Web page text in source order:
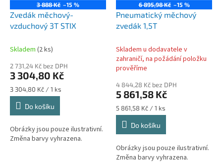
3 888 Kč –15 %
Zvedák měchový-
vzduchový 3T STIX
Skladem (2 ks)
2 731,24 Kč bez DPH
3 304,80 Kč
Měrná
cena:
3 304,80 Kč / 1 ks
Do košíku
Obrázky jsou pouze ilustrativní.
Změna barvy vyhrazena.
6 895,98 Kč –15 %
Pneumatický měchový
zvedák 1,5T
Skladem u dodavatele v
zahraničí, na požádání položku
prověříme
4 844,28 Kč bez DPH
5 861,58 Kč
Měrná
cena:
5 861,58 Kč / 1 ks
Do košíku
Obrázky jsou pouze ilustrativní.
Změna barvy vyhrazena.